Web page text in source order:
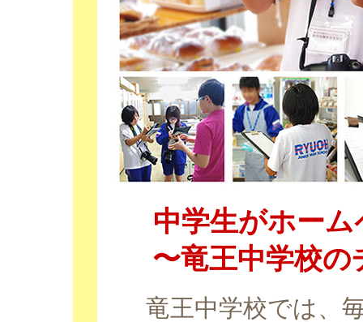
中学生がホー
〜竜王中学校
竜王中学校では、